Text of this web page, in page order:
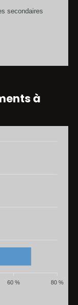
secondaires
à
80 %
60 %